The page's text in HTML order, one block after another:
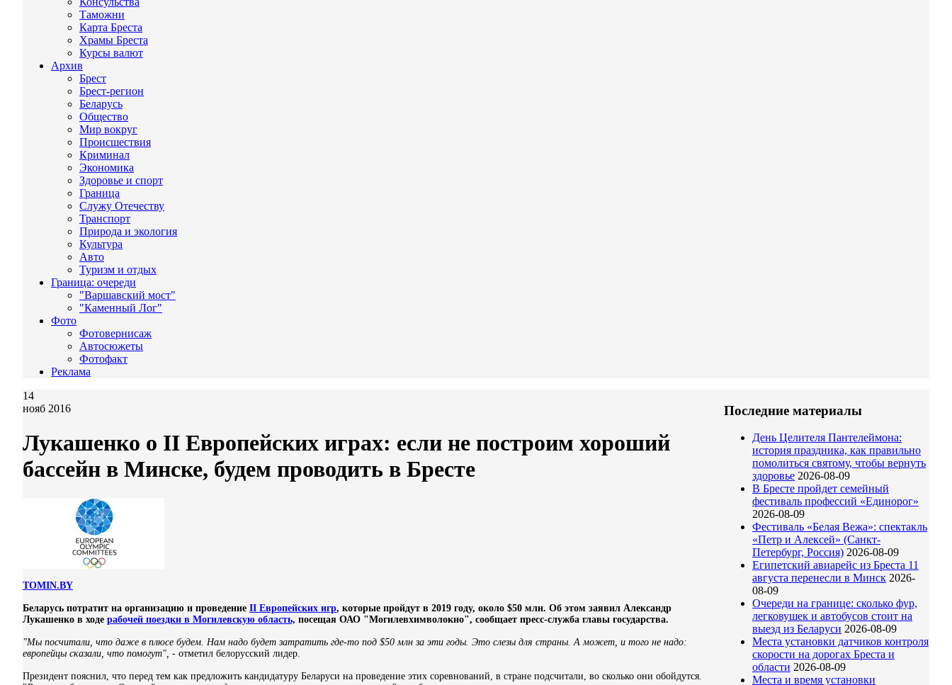
Таможни
Карта Бреста
Храмы Бреста
Курсы валют
Архив
Брест
Брест-регион
Беларусь
Общество
Мир вокруг
Происшествия
Криминал
Экономика
Здоровье и спорт
Граница
Служу Отечеству
Транспорт
Природа и экология
Культура
Авто
Туризм и отдых
Граница: очереди
"Варшавский мост"
"Каменный Лог"
Фото
Фотовернисаж
Автосюжеты
Фотофакт
Реклама
14
нояб 2016
Лукашенко о II Европейских играх: если не построим хороший
бассейн в Минске, будем проводить в Бресте
TOMIN.BY
Беларусь потратит на организацию и проведение II Европейских игр, которые пройдут в 2019 году, около $50 млн. Об этом заявил Александр
Лукашенко в ходе рабочей поездки в Могилевскую область, посещая ОАО "Могилевхимволокно", сообщает пресс-служба главы государства.
"Мы посчитали, что даже в плюсе будем. Нам надо будет затратить где-то под $50 млн за эти годы. Это слезы для страны. А может, и того не надо:
европейцы сказали, что помогут", - отметил белорусский лидер.
Президент пояснил, что перед тем как предложить кандидатуру Беларуси на проведение этих соревнований, в стране подсчитали, во сколько они обойдутся.
Последние материалы
День Целителя Пантелеймона:
история праздника, как правильно
помолиться святому, чтобы вернуть
здоровье 2026-08-09
В Бресте пройдет семейный
фестиваль профессий «Единорог»
2026-08-09
Фестиваль «Белая Вежа»: спектакль
«Петр и Алексей» (Санкт-
Петербург, Россия) 2026-08-09
Египетский авиарейс из Бреста 11
августа перенесли в Минск 2026-
08-09
Очереди на границе: сколько фур,
легковушек и автобусов стоит на
выезд из Беларуси 2026-08-09
Места установки датчиков контроля
скорости на дорогах Бреста и
области 2026-08-09
Места и время установки